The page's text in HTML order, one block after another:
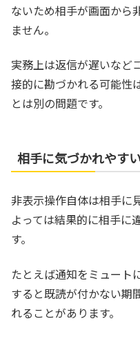
ないため相手が画面から
ません。
実務上は返信が遅いなど
接的に勘づかれる可能性
とは別の問題です。
相手に気づかれやす
非表示操作自体は相手に
よっては結果的に相手に
す。
たとえば通知をミュート
すると既読が付かない期
れることがあります。